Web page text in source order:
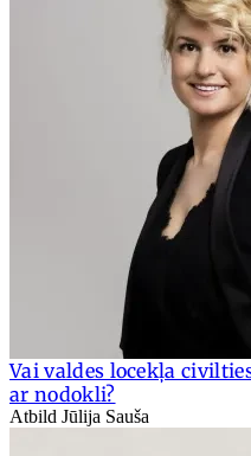
Vai valdes locekļa
ar nodokli?
Atbild Jūlija Sauša